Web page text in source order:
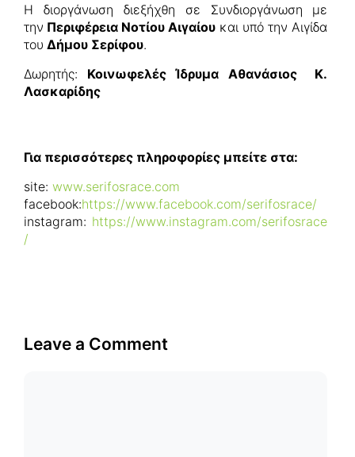
Η διοργάνωση διεξήχθη σε Συνδιοργάνωση
με
την Περιφέρεια Νοτίου Αιγαίου και υπό την Αιγίδα
του Δήμου Σερίφου.
Δωρητής: Κοινωφελές Ίδρυμα Αθανάσιος Κ.
Λασκαρίδης
Για περισσότερες πληροφορίες μπείτε στα:
site: www.serifosrace.com
facebook:https://www.facebook.com/serifosrace/
instagram: https://www.instagram.com/serifosrace
/
Leave a Comment